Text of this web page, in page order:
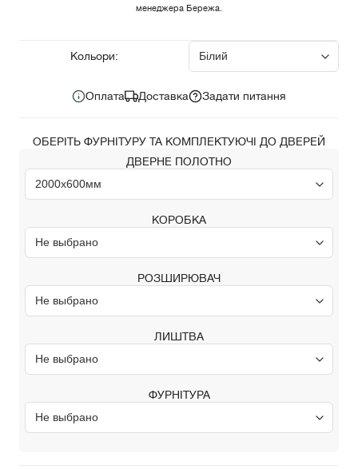
менеджера Бережа.
Кольори:
Оплата Доставка Задати питання
ОБЕРІТЬ ФУРНІТУРУ ТА КОМПЛЕКТУЮЧІ ДО ДВЕРЕЙ
ДВЕРНЕ ПОЛОТНО
КОРОБКА
РОЗШИРЮВАЧ
ЛИШТВА
ФУРНІТУРА